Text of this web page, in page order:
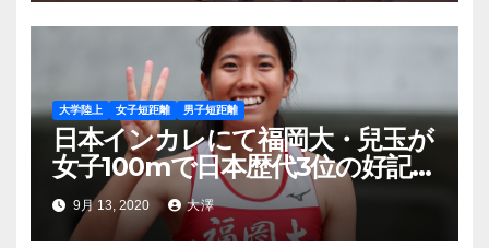
大学陸上 女子短距離 男子短距離
日本インカレにて福岡大・兒玉が
女子100mで日本歴代3位の好記
録、男子の短距離王者は水久保
9月 13, 2020 大澤